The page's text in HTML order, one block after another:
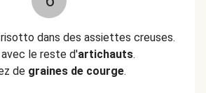
dans des assiettes creuses.
avec le reste d'artichauts.
de graines de courge.